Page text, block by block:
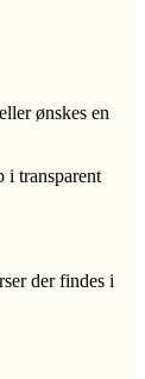
ønskes en
i transparent
der findes i